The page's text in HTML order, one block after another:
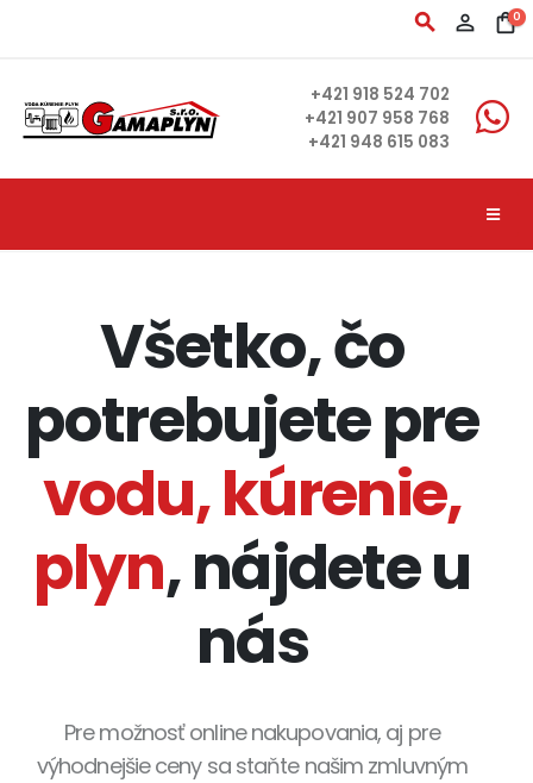
search person_outline shopping_bag0
+421 918 524 702
+421 907 958 768
+421 948 615 083
Všetko, čo
potrebujete pre
vodu, kúrenie,
plyn, nájdete u
nás
Pre možnosť online nakupovania, aj pre
výhodnejšie ceny sa staňte našim zmluvným